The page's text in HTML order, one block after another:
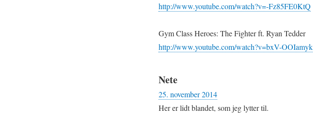
http://www.youtube.com/watch?v=-Fz85FE0KtQ
Gym Class Heroes: The Fighter ft. Ryan Tedder
http://www.youtube.com/watch?v=bxV-OOIamyk
Nete
25. november 2014
Her er lidt blandet, som jeg lytter til.